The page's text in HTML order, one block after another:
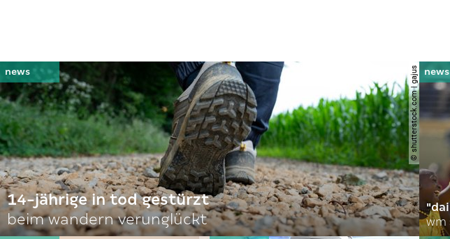
© shutterstock.com | gajus
14-jährige in tod gestürzt
beim wandern verunglückt
wm